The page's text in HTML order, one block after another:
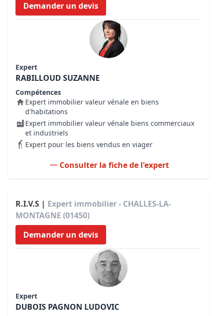
Demander un devis
Expert
RABILLOUD SUZANNE
Compétences
Expert immobilier valeur vénale en biens
d'habitations
Expert immobilier valeur vénale biens commerciaux
et industriels
Expert pour les biens vendus en viager
Consulter la fiche de l'expert
R.I.V.S | Expert immobilier - CHALLES-LA-
MONTAGNE (01450)
Demander un devis
Expert
DUBOIS PAGNON LUDOVIC